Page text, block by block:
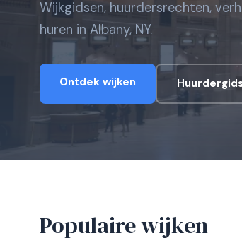
Wijkgidsen, huurdersrechten,
huren in Albany, NY.
Ontdek wijken
Populaire wijken